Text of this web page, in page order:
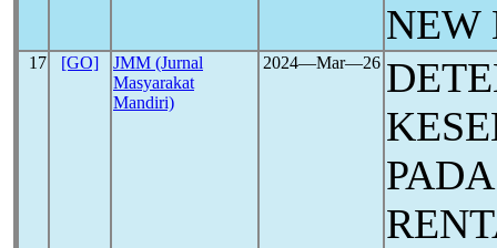
NEW
17 [GO]
JMM (Jurnal
Masyarakat
Mandiri)
2024―Mar―26